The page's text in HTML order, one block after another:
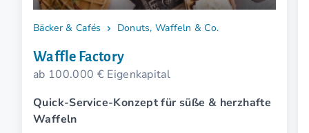
Bäcker & Cafés Donuts, Waffeln & Co.
Waffle Factory
ab 100.000 € Eigenkapital
Quick-Service-Konzept für süße & herzhafte
Waffeln